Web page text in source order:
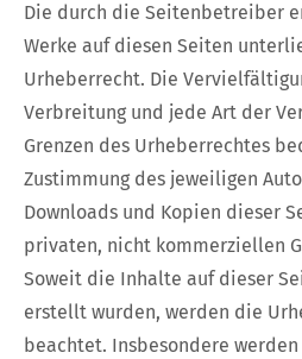
Die durch die Seitenbetreiber
Werke auf diesen Seiten
Urheberrecht. Die
Verbreitung und jede Art der
Grenzen des Urheberrechtes
Zustimmung des jeweiligen
Downloads und Kopien dieser
privaten, nicht kommerziellen
Soweit die Inhalte auf dieser
erstellt wurden, werden die
beachtet. Insbesondere